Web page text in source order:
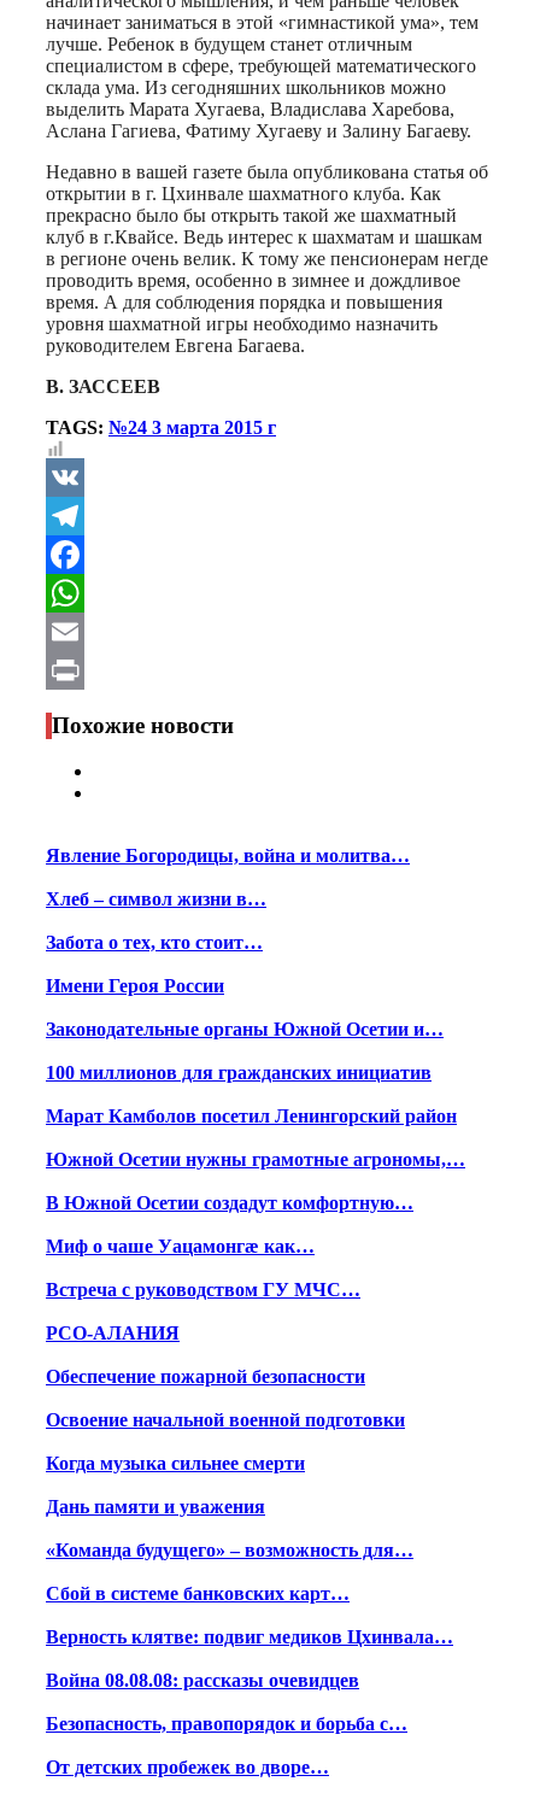
начинает заниматься в этой «гимнастикой ума», тем
лучше. Ребенок в будущем станет отличным
специалистом в сфере, требующей математического
склада ума. Из сегодняшних школьников можно
выделить Марата Хугаева, Владислава Харебова,
Аслана Гагиева, Фатиму Хугаеву и Залину Багаеву.
Недавно в вашей газете была опубликована статья об
открытии в г. Цхинвале шахматного клуба. Как
прекрасно было бы открыть такой же шахматный
клуб в г.Квайсе. Ведь интерес к шахматам и шашкам
в регионе очень велик. К тому же пенсионерам негде
проводить время, особенно в зимнее и дождливое
время. А для соблюдения порядка и повышения
уровня шахматной игры необходимо назначить
руководителем Евгена Багаева.
В. ЗАССЕЕВ
TAGS: №24 3 марта 2015 г
VK
Telegram
Facebook
WhatsApp
Email
Print
Похожие новости
Явление Богородицы, война и молитва…
Хлеб – символ жизни в…
Забота о тех, кто стоит…
Имени Героя России
Законодательные органы Южной Осетии и…
100 миллионов для гражданских инициатив
Марат Камболов посетил Ленингорский район
Южной Осетии нужны грамотные агрономы,…
В Южной Осетии создадут комфортную…
Миф о чаше Уацамонгæ как…
Встреча с руководством ГУ МЧС…
РСО-АЛАНИЯ
Обеспечение пожарной безопасности
Освоение начальной военной подготовки
Когда музыка сильнее смерти
Дань памяти и уважения
«Команда будущего» – возможность для…
Сбой в системе банковских карт…
Верность клятве: подвиг медиков Цхинвала…
Война 08.08.08: рассказы очевидцев
Безопасность, правопорядок и борьба с…
От детских пробежек во дворе…